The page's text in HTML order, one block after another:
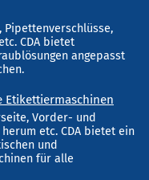
Pipettenverschlüsse,
CDA bietet
angepasst
Etikettiermaschinen
Vorder- und
etc. CDA bietet ein
und
für alle